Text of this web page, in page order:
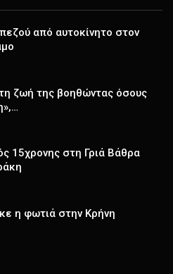
από αυτοκίνητο στον
ζωή της βοηθώντας όσους
15χρονης στη Γριά Βάθρα
η φωτιά στην Κρήνη